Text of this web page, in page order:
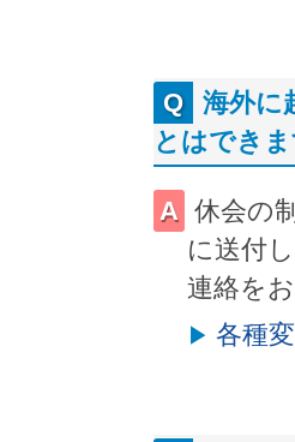
海外に
とはでき
休会の
に送付
連絡を
各種